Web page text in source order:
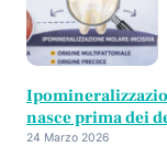
nasce prima dei
24 Marzo 2026